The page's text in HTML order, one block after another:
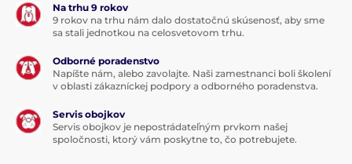
Pamlsky a maškrty pre mačky Mačka
Na trhu 9 rokov
9 rokov na trhu nám dalo dostatočnú skúsenosť, aby sme
sa stali jednotkou na celosvetovom trhu.
Odborné poradenstvo
Napíšte nám, alebo zavolajte. Naši zamestnanci boli školení
v oblasti zákazníckej podpory a odborného poradenstva.
Servis obojkov
Servis obojkov je nepostrádateľným prvkom našej
spoločnosti, ktorý vám poskytne to, čo potrebujete.